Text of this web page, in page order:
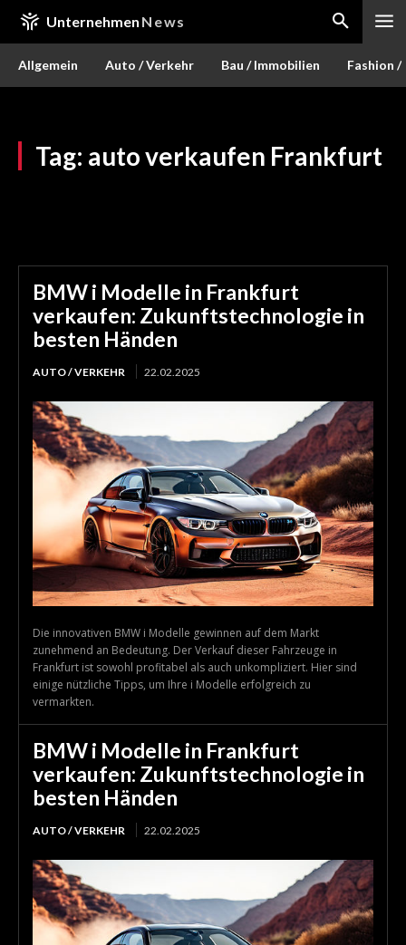
Unternehmen News
Allgemein Auto / Verkehr Bau / Immobilien Fashion /
Tag: auto verkaufen Frankfurt
BMW i Modelle in Frankfurt
verkaufen: Zukunftstechnologie in
besten Händen
AUTO / VERKEHR 22.02.2025
Die innovativen BMW i Modelle gewinnen auf dem Markt
zunehmend an Bedeutung. Der Verkauf dieser Fahrzeuge in
Frankfurt ist sowohl profitabel als auch unkompliziert. Hier sind
einige nützliche Tipps, um Ihre i Modelle erfolgreich zu
vermarkten.
BMW i Modelle in Frankfurt
verkaufen: Zukunftstechnologie in
besten Händen
AUTO / VERKEHR 22.02.2025